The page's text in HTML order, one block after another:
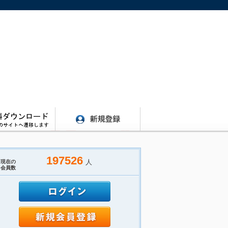
現在の
会員数
197526 人